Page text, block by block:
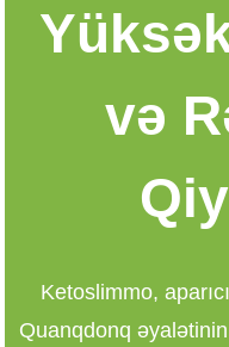
və
Ketoslimmo, aparıcı
Quanqdonq